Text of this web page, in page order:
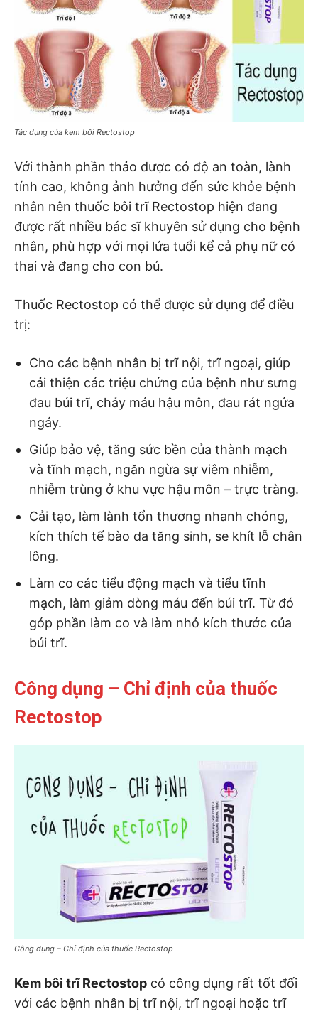
Tác dụng của kem bôi Rectostop
Với thành phần thảo dược có độ an toàn, lành
tính cao, không ảnh hưởng đến sức khỏe bệnh
nhân nên thuốc bôi trĩ Rectostop hiện đang
được rất nhiều bác sĩ khuyên sử dụng cho bệnh
nhân, phù hợp với mọi lứa tuổi kể cả phụ nữ có
thai và đang cho con bú.
Thuốc Rectostop có thể được sử dụng để điều
trị:
Cho các bệnh nhân bị trĩ nội, trĩ ngoại, giúp
cải thiện các triệu chứng của bệnh như sưng
đau búi trĩ, chảy máu hậu môn, đau rát ngứa
ngáy.
Giúp bảo vệ, tăng sức bền của thành mạch
và tĩnh mạch, ngăn ngừa sự viêm nhiễm,
nhiễm trùng ở khu vực hậu môn – trực tràng.
Cải tạo, làm lành tổn thương nhanh chóng,
kích thích tế bào da tăng sinh, se khít lỗ chân
lông.
Làm co các tiểu động mạch và tiểu tĩnh
mạch, làm giảm dòng máu đến búi trĩ. Từ đó
góp phần làm co và làm nhỏ kích thước của
búi trĩ.
Công dụng – Chỉ định của thuốc
Rectostop
Công dụng – Chỉ định của thuốc Rectostop
Kem bôi trĩ Rectostop có công dụng rất tốt đối
với các bệnh nhân bị trĩ nội, trĩ ngoại hoặc trĩ